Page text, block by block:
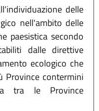
delle
nell'ambito delle
paesistica secondo
dalle direttive
ecologico che
Province contermini
tra le Province